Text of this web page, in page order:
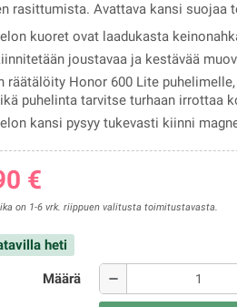
rasittumista. Avattava kansi suojaa
kuoret ovat laadukasta
joustavaa ja kestävää
räätälöity Honor 600 Lite
puhelinta tarvitse turhaan irrottaa
kansi pysyy tukevasti kiinni
€
on 1-6 vrk. riippuen valitusta toimitustavasta.
heti
Määrä remove